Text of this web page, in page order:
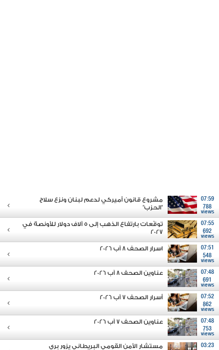
07:59
788
views
مشروع قانون أميركي لدعم لبنان ونزع سلاح
"الحزب"
07:55
692
views
توقّعات بارتفاع الذهب إلى 5 آلاف دولار للأونصة في
2027
07:51
548
views
اسرار الصحف 8 آب 2026
07:48
691
views
عناوين الصحف 8 آب 2026
07:52
862
views
أسرار الصحف 7 آب 2026
07:48
753
views
عناوين الصحف 7 آب 2026
03:23
مستشار الأمن القومي البريطاني يزور بري